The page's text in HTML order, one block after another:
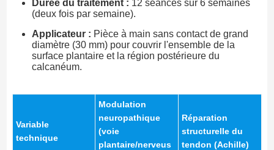
Durée du traitement : 12 séances sur 6 semaines
(deux fois par semaine).
Applicateur : Pièce à main sans contact de grand
diamètre (30 mm) pour couvrir l'ensemble de la
surface plantaire et la région postérieure du
calcanéum.
Variable
technique
Modulation
neuropathique
(voie
plantaire/nerveus
Réparation
structurelle du
tendon (Achille)